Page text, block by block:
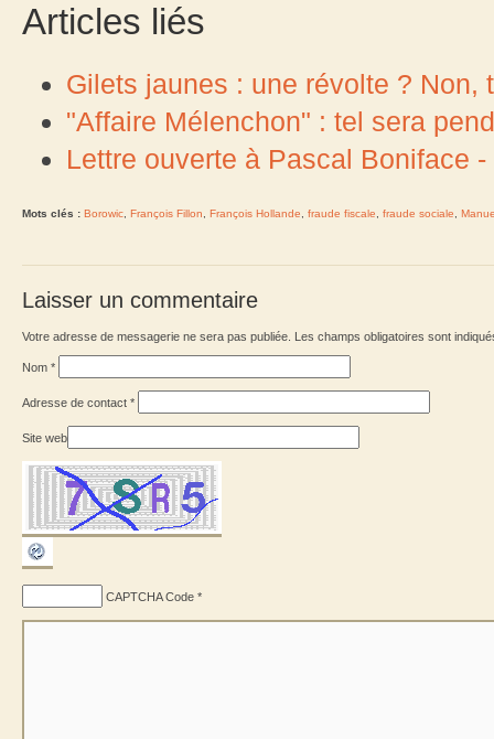
Articles liés
Gilets jaunes : une révolte ? Non,
"Affaire Mélenchon" : tel sera
Lettre ouverte à Pascal Boniface
Mots clés : Borowic François Fillon François Hollande fraude fiscale fraude sociale
Laisser un commentaire
Votre adresse de messagerie ne sera pas publiée. Les champs obligatoires sont
Nom *
Adresse de contact *
Site web
CAPTCHA Code *